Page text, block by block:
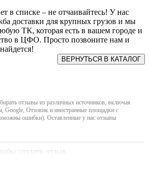
в списке – не отчаивайтесь! У нас
доставки для крупных грузов и мы
ТК, которая есть в вашем городе и
в ЦФО. Просто позвоните нам и
отзывы из различных источников, включая
Google, Отзовик и иностранные площадки с
ошибки). Оставленные у нас отзывы
создать отзыв.